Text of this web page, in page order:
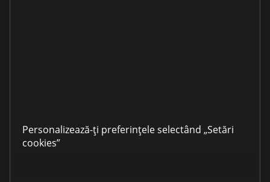
Personalizează-ți preferințele selectând „Setări
cookies”